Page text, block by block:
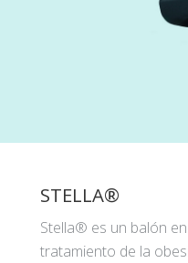
STELLA®
Stella® es un balón
tratamiento de la